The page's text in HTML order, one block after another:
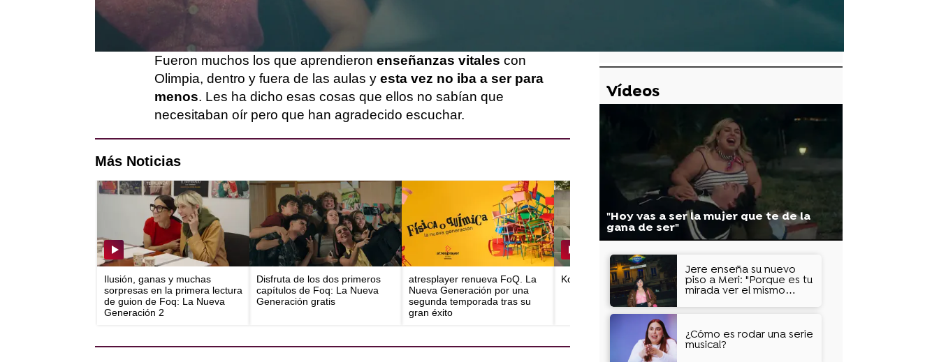
Olimpia, pero Olimpia lo es todo . Y lo fue todo
profesora, directora, jefa de estudios…
Fueron muchos los que aprendieron enseñanzas vitales con
Olimpia, dentro y fuera de las aulas y esta vez no iba a ser para
menos. Les ha dicho esas cosas que ellos no sabían que
necesitaban oír pero que han agradecido escuchar.
Más Noticias
Ilusión, ganas y muchas
sorpresas en la primera lectura
de guion de Foq: La Nueva
Generación 2
Disfruta de los dos primeros
capítulos de Foq: La Nueva
Generación gratis
atresplayer renueva FoQ. La
Nueva Generación por una
segunda temporada tras su
gran éxito
Koldo se disculpa con Carlota
Marina se abre en canal con
Lele en la excursión de fin de
Vídeos
"Hoy vas a ser la mujer que te de la
gana de ser"
Jere enseña su nuevo
piso a Meri: "Porque es tu
mirada ver el mismo
¿Cómo es rodar una serie
musical?